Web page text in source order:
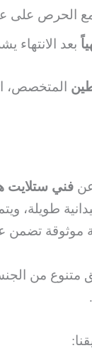
الحرص على
بعد الانتهاء
المتخصص،
فني ستلايت
طويلة،
موثوقة تضمن
من